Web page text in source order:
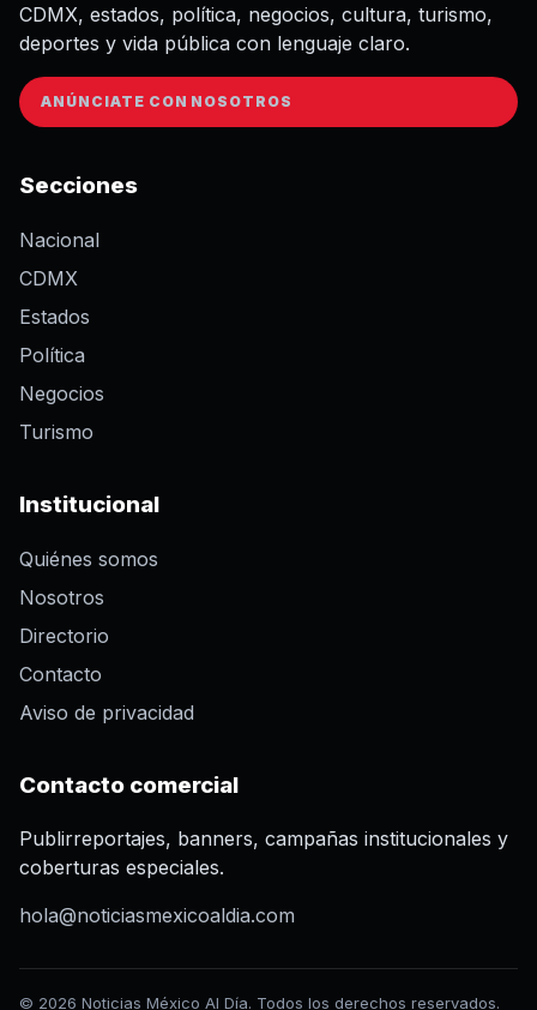
CDMX, estados, política, negocios, cultura, turismo,
deportes y vida pública con lenguaje claro.
ANÚNCIATE CON NOSOTROS
Secciones
Nacional
CDMX
Estados
Política
Negocios
Turismo
Institucional
Quiénes somos
Nosotros
Directorio
Contacto
Aviso de privacidad
Contacto comercial
Publirreportajes, banners, campañas institucionales y
coberturas especiales.
hola@noticiasmexicoaldia.com
© 2026 Noticias México Al Día. Todos los derechos reservados.